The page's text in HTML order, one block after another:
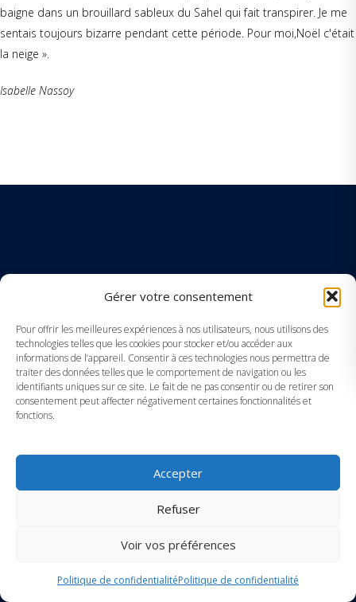
Gérer votre consentement
Pour offrir les meilleures expériences à nos utilisateurs, nous utilisons des
technologies telles que les cookies pour stocker et/ou accéder aux
informations de l’appareil. Consentir à ces technologies nous permettra de
traiter des données telles que le comportement de navigation ou les
identifiants uniques sur ce site. Le fait de ne pas consentir ou de retirer son
consentement peut affecter négativement certaines fonctionnalités et
fonctions.
Accepter
Refuser
Voir vos préférences
Politique de confidentialitéPolitique de confidentialité
baigne dans un brouillard sableux du Sahel qui fait transpirer. Je me
sentais toujours bizarre pendant cette période. Pour moi,Noël c'était
la neige ».
Isabelle Nassoy
Inscrivez-vous à notre newsletter en renseignant votre email
dans le formulaire ci-dessous.